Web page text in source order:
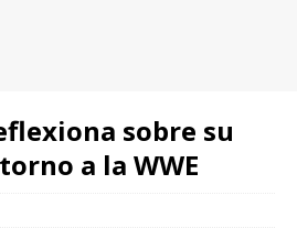
sobre su
a la WWE